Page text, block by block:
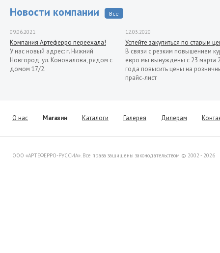
Новости компании Все
09.06.2021
Компания Артеферро переехала!
У нас новый адрес: г. Нижний
Новгород, ул. Коновалова, рядом с
домом 17/2.
12.03.2020
Успейте закупиться по старым
В связи с резким повышением
евро мы вынуждены с 23 марта
года повысить цены на
прайс-лист
Уважаемые клиенты! Представляем
Вашему вниманию распродажу
О нас Магазин Каталоги Галерея Дилерам
ООО «АРТЕФЕРРО-РУССИА». Все права защищены законодательством © 2002 - 2026